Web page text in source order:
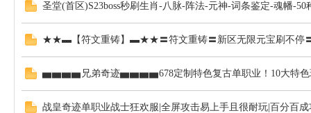
圣堂(首区)S23boss秒刷生肖-八脉-阵法-元神-词条鉴定-魂幡-50
★★▬【符文重铸】▬★★〓符文重铸〓新区无限元宝刷不停〓
▅▅▅▅兄弟奇迹▅▅▅▅678定制特色复古单职业！10大特色
战皇奇迹单职业战士狂欢服|全屏攻击易上手且很耐玩|百分百